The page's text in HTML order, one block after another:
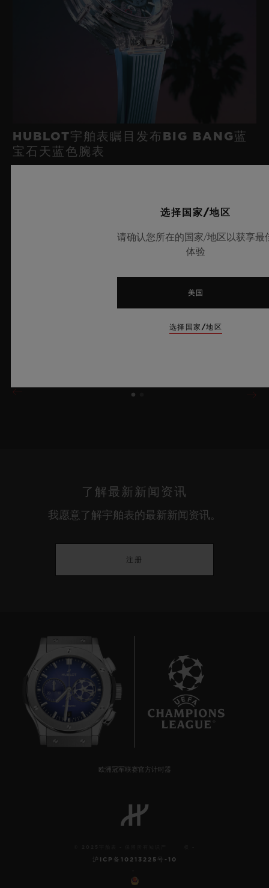
HUBLOT宇舶表瞩目发布BIG BANG蓝
宝石天蓝色腕表
师”，瑞士奢华制表品牌HUBLOT宇舶表再度突破制表边界，重
磅推出全新Big Bang蓝宝石天蓝色腕表。这款时计采用蓝宝石材
质打造，呈现迷人的天蓝色通透质感并汇集前沿的机械装置，限量
出宇舶表在开创性材质应用与卓越设计领域的深厚造诣，将夏日晴
了解最新新闻资讯
我愿意了解宇舶表的最新新闻资讯。
注册
欧洲冠军联赛官方计时器
沪ICP备10213225号-10
选择国家/地区
请确认您所在的国家/地区以获享最
体验
美国
选择国家/地区